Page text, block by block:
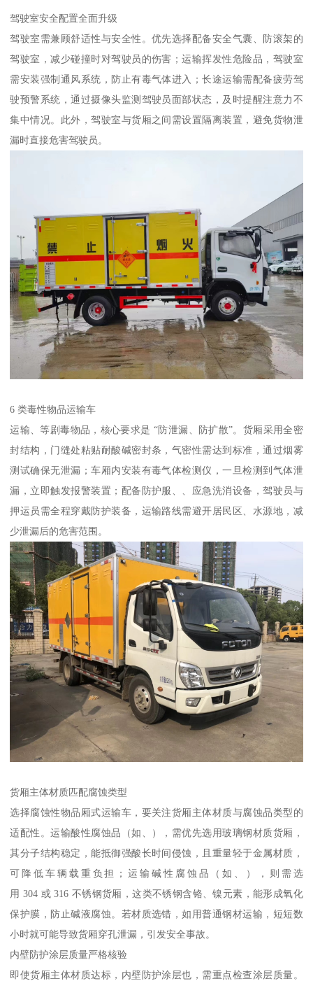
驾驶室安全配置全面升级​
驾驶室需兼顾舒适性与安全性。优先选择配备安全气囊、防滚架的
驾驶室，减少碰撞时对驾驶员的伤害；运输挥发性危险品，驾驶室
需安装强制通风系统，防止有毒气体进入；长途运输需配备疲劳驾
驶预警系统，通过摄像头监测驾驶员面部状态，及时提醒注意力不
集中情况。此外，驾驶室与货厢之间需设置隔离装置，避免货物泄
漏时直接危害驾驶员。​
6 类毒性物品运输车​
运输、等剧毒物品，核心要求是 “防泄漏、防扩散”。货厢采用全密
封结构，门缝处粘贴耐酸碱密封条，气密性需达到标准，通过烟雾
测试确保无泄漏；车厢内安装有毒气体检测仪，一旦检测到气体泄
漏，立即触发报警装置；配备防护服、、应急洗消设备，驾驶员与
押运员需全程穿戴防护装备，运输路线需避开居民区、水源地，减
少泄漏后的危害范围。​
货厢主体材质匹配腐蚀类型​
选择腐蚀性物品厢式运输车，要关注货厢主体材质与腐蚀品类型的
适配性。运输酸性腐蚀品（如、），需优先选用玻璃钢材质货厢，
其分子结构稳定，能抵御强酸长时间侵蚀，且重量轻于金属材质，
可降低车辆载重负担；运输碱性腐蚀品（如、），则需选
用 304 或 316 不锈钢货厢，这类不锈钢含铬、镍元素，能形成氧化
保护膜，防止碱液腐蚀。若材质选错，如用普通钢材运输，短短数
小时就可能导致货厢穿孔泄漏，引发安全事故。​
内壁防护涂层质量严格核验​
即使货厢主体材质达标，内壁防护涂层也，需重点检查涂层质量。